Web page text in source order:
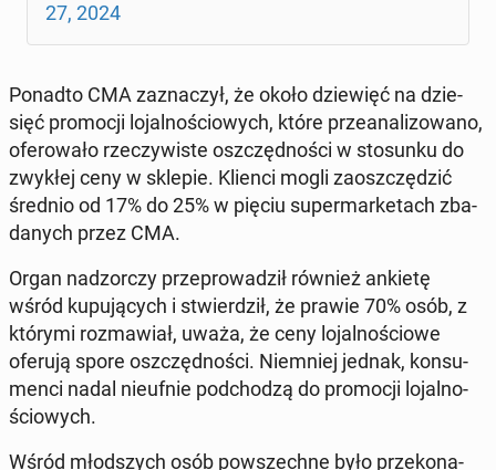
27, 2024
Ponadto CMA za­zna­czył, że około dzie­więć na dzie­
sięć pro­mo­cji lo­jal­no­ścio­wych, które prze­ana­li­zo­wa­no,
ofe­ro­wa­ło rze­czy­wi­ste oszczęd­no­ści w sto­sun­ku do
zwykłej ceny w sklepie. Klienci mogli za­osz­czę­dzić
średnio od 17% do 25% w pięciu su­per­mar­ke­tach zba­
da­nych przez CMA.
Organ nad­zor­czy prze­pro­wa­dził również ankietę
wśród ku­pu­ją­cych i stwier­dził, że prawie 70% osób, z
którymi roz­ma­wiał, uważa, że ceny lo­jal­no­ścio­we
oferują spore oszczęd­no­ści. Nie­mniej jednak, kon­su­
men­ci nadal nie­uf­nie pod­cho­dzą do pro­mo­cji lo­jal­no­
ścio­wych.
Wśród młod­szych osób po­wszech­ne było prze­ko­na­